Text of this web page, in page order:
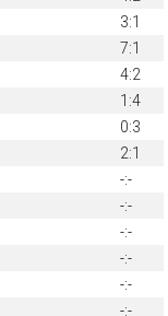
3:1
7:1
4:2
1:4
0:3
2:1
-:-
-:-
-:-
-:-
-:-
-:-